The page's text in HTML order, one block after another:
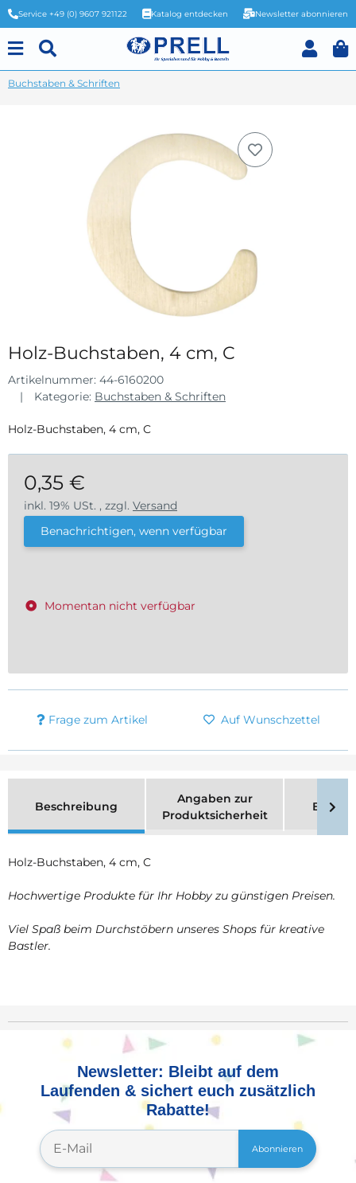
Service +49 (0) 9607 921122 Katalog entdecken Newsletter abonnieren
Buchstaben & Schriften
Holz-Buchstaben, 4 cm, C
Artikelnummer: 44-6160200
Kategorie: Buchstaben & Schriften
Holz-Buchstaben, 4 cm, C
0,35 €
inkl. 19% USt. , zzgl. Versand
Benachrichtigen, wenn verfügbar
Momentan nicht verfügbar
Frage zum Artikel Auf Wunschzettel
Beschreibung
Angaben zur
Produktsicherheit
Holz-Buchstaben, 4 cm, C
Hochwertige Produkte für Ihr Hobby zu günstigen Preisen.
Viel Spaß beim Durchstöbern unseres Shops für kreative
Bastler.
Newsletter: Bleibt auf dem
Laufenden & sichert euch zusätzlich
Rabatte!
Abonnieren